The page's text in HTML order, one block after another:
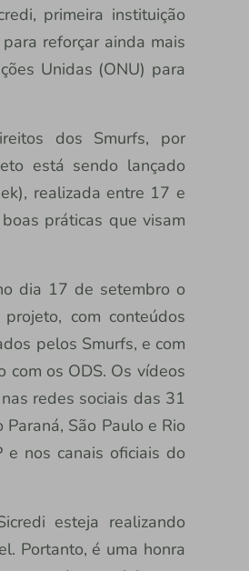
primeira instituição
reforçar ainda mais
Unidas (ONU) para
dos Smurfs, por
está sendo lançado
realizada entre 17 e
práticas que visam
dia 17 de setembro o
com conteúdos
pelos Smurfs, e com
com os ODS. Os vídeos
redes sociais das 31
São Paulo e Rio
e nos canais oficiais do
esteja realizando
Portanto, é uma honra